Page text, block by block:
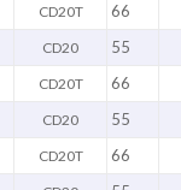
CD20T 66
CD20 55
CD20T 66
CD20 55
CD20T 66